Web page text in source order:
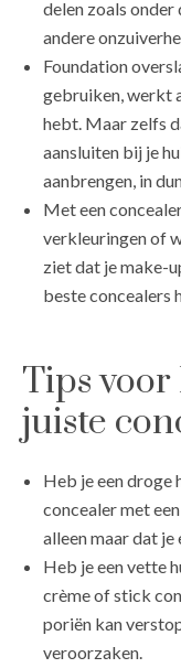
delen zoals onder
andere
Foundation
gebruiken, werkt
hebt. Maar zelfs
aansluiten bij je
aanbrengen, in
Met een
verkleuringen of
ziet dat je make-
beste concealers
Tips
juiste
Heb je een droge
concealer met
alleen maar dat je
Heb je een vette
crème of stick
poriën kan
veroorzaken.